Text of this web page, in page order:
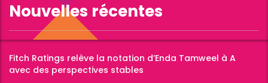
Nouvelles récentes
Fitch Ratings relève la notation d’Enda Tamweel à A
avec des perspectives stables